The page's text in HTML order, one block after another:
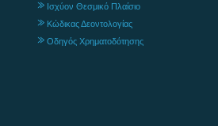
Ισχύον Θεσμικό Πλαίσιο
Κώδικας Δεοντολογίας
Οδηγός Χρηματοδότησης